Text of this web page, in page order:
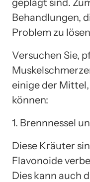
geplagt sind.
Behandlungen,
Problem zu
Versuchen Sie,
einige der
können:
1. Brennnessel
Diese Kräuter
Flavonoide
Dies kann auch